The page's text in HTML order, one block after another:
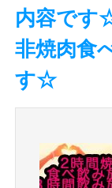
内容です
非焼肉食
す☆